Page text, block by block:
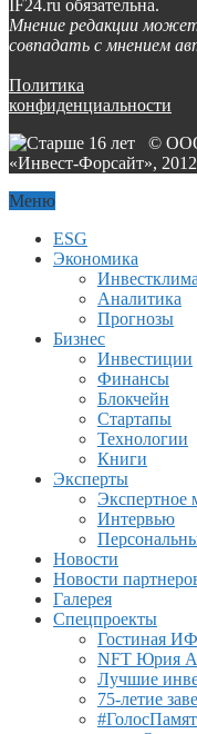
IF24.ru обязательна.
Мнение редакции
совпадать с мнением
Политика
конфиденциальности
©
«Инвест-Форсайт»,
Меню
ESG
Экономика
Аналитика
Прогнозы
Бизнес
Инвестиции
Финансы
Блокчейн
Стартапы
Технологии
Книги
Эксперты
Экспертное
Интервью
Новости
Новости
Галерея
Спецпроекты
Гостиная
NFT Юрия
Лучшие
75-летие